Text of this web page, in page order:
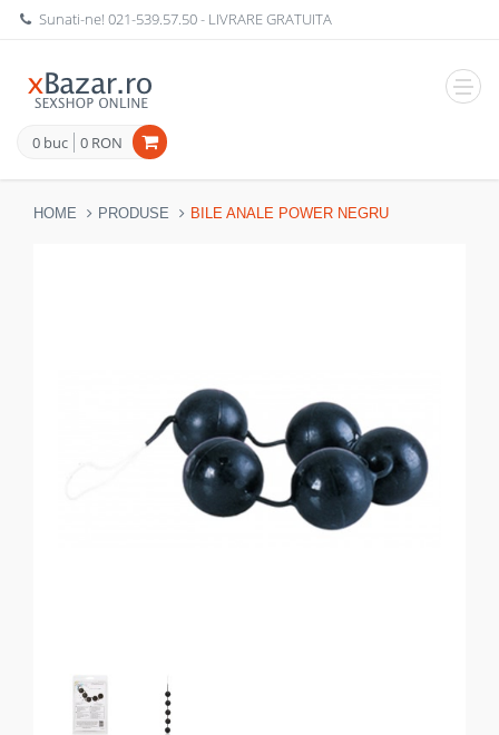
Sunati-ne!021-539.57.50- LIVRARE GRATUITA
0 buc 0 RON
HOME PRODUSE BILE ANALE POWER NEGRU